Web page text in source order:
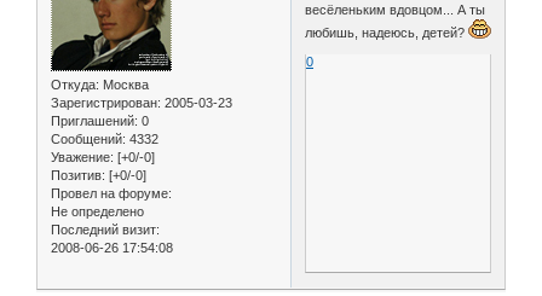
Откуда: Москва
Зарегистрирован: 2005-03-23
Приглашений: 0
Сообщений: 4332
Уважение: [+0/-0]
Позитив: [+0/-0]
Провел на форуме:
Не определено
Последний визит:
2008-06-26 17:54:08
весёленьким вдовцом... А ты
любишь, надеюсь, детей?
0